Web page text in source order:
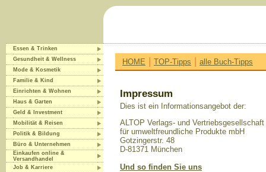
Essen & Trinken
Gesundheit & Wellness
Mode & Kosmetik
Familie & Kind
Einrichten & Wohnen
Haus & Garten
Geld & Investment
Mobilität & Reisen
Politik & Bildung
Büro & Unternehmen
Einkaufen online &
Versandhandel
Job & Karriere
HOME | TOP-Tipps | alle Buch-Tipps
Impressum
Dies ist ein Informationsangebot der:
ALTOP Verlags- und Vertriebsgesellschaft
für umweltfreundliche Produkte mbH
Gotzingerstr. 48
D-81371 München
Und so finden Sie uns